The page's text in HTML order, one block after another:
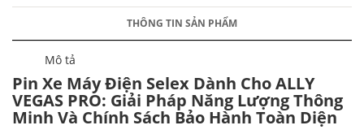
THÔNG TIN SẢN PHẨM
Mô tả
Pin Xe Máy Điện Selex Dành Cho ALLY
VEGAS PRO: Giải Pháp Năng Lượng Thông
Minh Và Chính Sách Bảo Hành Toàn Diện